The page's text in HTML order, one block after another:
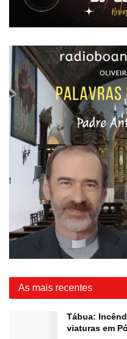
As mais recentes
Tábua:
viaturas em